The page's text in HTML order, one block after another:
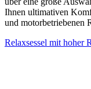
Ihnen ultimativen
und motorbetriebenen
Relaxsessel mit hoher